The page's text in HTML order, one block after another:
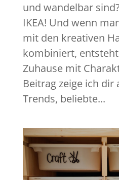
und wandelbar
IKEA! Und wenn
mit den kreativen
kombiniert,
Zuhause mit
Beitrag zeige ich dir
Trends, beliebte...